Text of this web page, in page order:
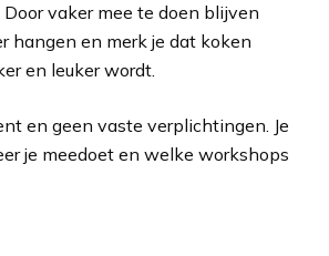
vaker mee te doen blijven
hangen en merk je dat koken
en leuker wordt.
en geen vaste verplichtingen. Je
je meedoet en welke workshops